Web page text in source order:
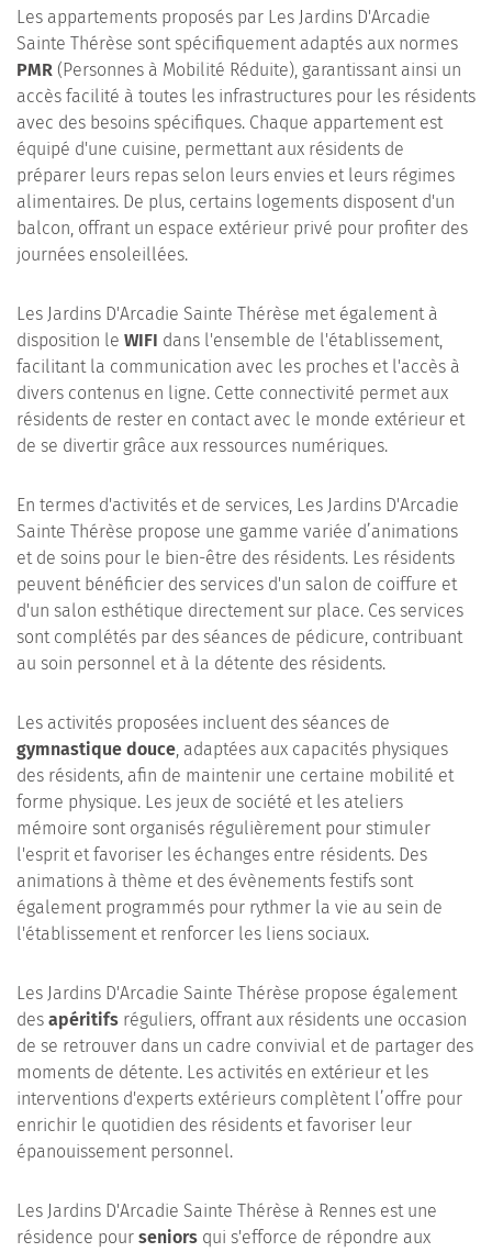
Les appartements proposés par Les Jardins D'Arcadie
Sainte Thérèse sont spécifiquement adaptés aux normes
PMR (Personnes à Mobilité Réduite), garantissant ainsi un
accès facilité à toutes les infrastructures pour les résidents
avec des besoins spécifiques. Chaque appartement est
équipé d'une cuisine, permettant aux résidents de
préparer leurs repas selon leurs envies et leurs régimes
alimentaires. De plus, certains logements disposent d'un
balcon, offrant un espace extérieur privé pour profiter des
journées ensoleillées.
Les Jardins D'Arcadie Sainte Thérèse met également à
disposition le WIFI dans l'ensemble de l'établissement,
facilitant la communication avec les proches et l'accès à
divers contenus en ligne. Cette connectivité permet aux
résidents de rester en contact avec le monde extérieur et
de se divertir grâce aux ressources numériques.
En termes d'activités et de services, Les Jardins D'Arcadie
Sainte Thérèse propose une gamme variée d’animations
et de soins pour le bien-être des résidents. Les résidents
peuvent bénéficier des services d'un salon de coiffure et
d'un salon esthétique directement sur place. Ces services
sont complétés par des séances de pédicure, contribuant
au soin personnel et à la détente des résidents.
Les activités proposées incluent des séances de
gymnastique douce, adaptées aux capacités physiques
des résidents, afin de maintenir une certaine mobilité et
forme physique. Les jeux de société et les ateliers
mémoire sont organisés régulièrement pour stimuler
l'esprit et favoriser les échanges entre résidents. Des
animations à thème et des évènements festifs sont
également programmés pour rythmer la vie au sein de
l'établissement et renforcer les liens sociaux.
Les Jardins D'Arcadie Sainte Thérèse propose également
des apéritifs réguliers, offrant aux résidents une occasion
de se retrouver dans un cadre convivial et de partager des
moments de détente. Les activités en extérieur et les
interventions d'experts extérieurs complètent l’offre pour
enrichir le quotidien des résidents et favoriser leur
épanouissement personnel.
Les Jardins D'Arcadie Sainte Thérèse à Rennes est une
résidence pour seniors qui s'efforce de répondre aux